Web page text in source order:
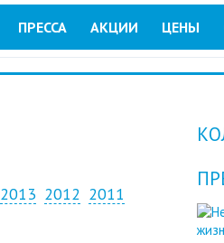
ПРЕССА АКЦИИ ЦЕНЫ
2013 2012 2011